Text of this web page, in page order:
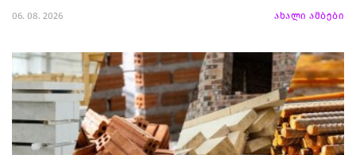
06. 08. 2026 ახალი ამბები